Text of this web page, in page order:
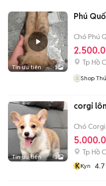
Tin ưu tiên 3
Phú
Chó Phú
Tp Hồ
Shop
Tin ưu tiên 3
corgi
Chó Corgi
Tp Hồ
KKyn 4.7